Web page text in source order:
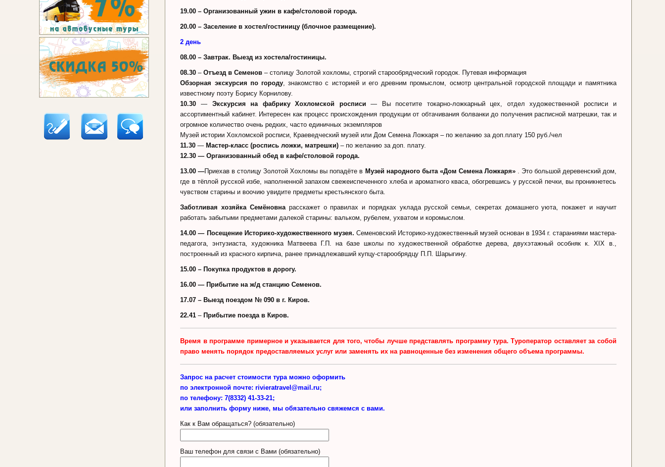
19.00 – Организованный ужин в кафе/столовой города.
20.00 – Заселение в хостел/гостиницу (блочное размещение).
2 день
08.00 – Завтрак. Выезд из хостела/гостиницы.
08.30 –Отъезд в Семенов – столицу Золотой хохломы, строгий старообрядческий городок. Путевая информация
Обзорная экскурсия по городу, знакомство с историей и его древним промыслом, осмотр центральной городской площади и памятника
известному поэту Борису Корнилову.
10.30 — Экскурсия на фабрику Хохломской росписи — Вы посетите токарно-ложкарный цех, отдел художественной росписи и
ассортиментный кабинет. Интересен как процесс происхождения продукции от обтачивания болванки до получения расписной матрешки, так и
огромное количество очень редких, часто единичных экземпляров
Музей истории Хохломской росписи, Краеведческий музей или Дом Семена Ложкаря – по желанию за доп.плату 150 руб./чел
11.30 — Мастер-класс (роспись ложки, матрешки) – по желанию за доп. плату.
12.30 — Организованный обед в кафе/столовой города.
13.00 —Приехав в столицу Золотой Хохломы вы попадёте в Музей народного быта «Дом Семена Ложкаря». Это большой деревенский дом,
где в тёплой русской избе, наполненной запахом свежеиспеченного хлеба и ароматного кваса, обогревшись у русской печки, вы проникнетесь
чувством старины и воочию увидите предметы крестьянского быта.
Заботливая хозяйка Семёновна расскажет о правилах и порядках уклада русской семьи, секретах домашнего уюта, покажет и научит
работать забытыми предметами далекой старины: вальком, рубелем, ухватом и коромыслом.
14.00— Посещение Историко-художественного музея. Семеновский Историко-художественный музей основан в 1934 г. стараниями мастера-
педагога, энтузиаста, художника Матвеева Г.П. на базе школы по художественной обработке дерева, двухэтажный особняк к. XIX в.,
построенный из красного кирпича, ранее принадлежавший купцу-старообрядцу П.П. Шарыгину.
15.00 – Покупка продуктов в дорогу.
16.00— Прибытие на ж/д станцию Семенов.
17.07 – Выезд поездом № 090 в г. Киров.
22.41 – Прибытие поезда в Киров.
Время в программе примерное и указывается для того, чтобы лучше представлять программу тура. Туроператор оставляет за собой
право менять порядок предоставляемых услуг или заменять их на равноценные без изменения общего объема программы.
Запрос на расчет стоимости тура можно оформить
по электронной почте:rivieratravel@mail.ru;
по телефону: 7(8332) 41-33-21;
или заполнить форму ниже, мы обязательно свяжемся с вами.
Как к Вам обращаться? (обязательно)
Ваш телефон для связи с Вами (обязательно)